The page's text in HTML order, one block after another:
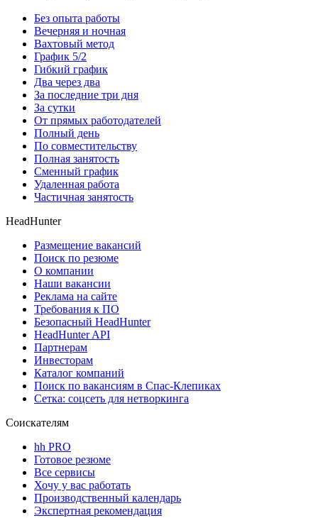
Без опыта работы
Вечерняя и ночная
Вахтовый метод
График 5/2
Гибкий график
Два через два
За последние три дня
За сутки
От прямых работодателей
Полный день
По совместительству
Полная занятость
Сменный график
Удаленная работа
Частичная занятость
HeadHunter
Размещение вакансий
Поиск по резюме
О компании
Наши вакансии
Реклама на сайте
Требования к ПО
Безопасный HeadHunter
HeadHunter API
Партнерам
Инвесторам
Каталог компаний
Поиск по вакансиям в Спас-Клепиках
Сетка: соцсеть для нетворкинга
Соискателям
hh PRO
Готовое резюме
Все сервисы
Хочу у вас работать
Производственный календарь
Экспертная рекомендация